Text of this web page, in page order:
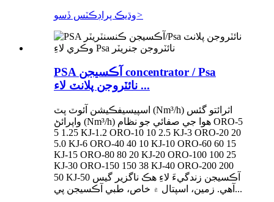
وڌيڪ پراڊڪٽس ڏسو>
PSA آڪسيجن concentrator / Psa
نائٽروجن پلانٽ لاء ...
اسپيسيفڪيشن آئوٽ پٽ (Nm³/h) اثرائتو گئس
واپرائڻ (Nm³/h) هوا جي صفائي جو نظام ORO-5
5 1.25 KJ-1.2 ORO-10 10 2.5 KJ-3 ORO-20 20
5.0 KJ-6 ORO-40 40 10 KJ-10 ORO-60 60 15
KJ-15 ORO-80 80 20 KJ-20 ORO-100 100 25
KJ-30 ORO-150 150 38 KJ-40 ORO-200 200
50 KJ-50 آڪسيجن زندگيءَ لاءِ هڪ ناگزير گيس
آهي. زمين، اسپتال ۾ خاص، طبي آڪسيجن پي...